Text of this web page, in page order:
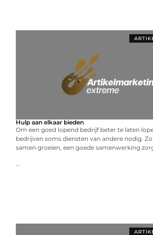
Hulp aan elkaar bieden
Om een goed lopend bedrijf beter te laten
bedrijven soms diensten van andere nodig.
samen groeien, een goede samenwerking
...